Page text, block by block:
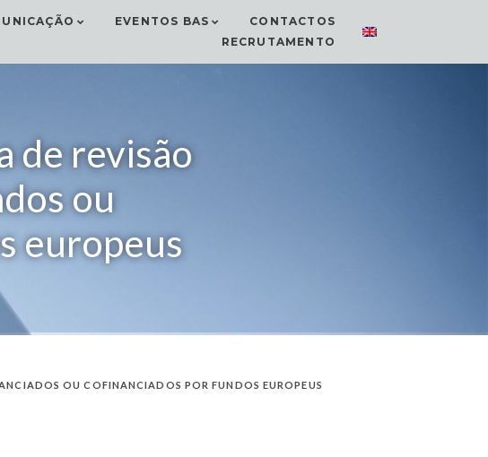
EVENTOS BAS
CONTACTOS
RECRUTAMENTO
de revisão
ou
europeus
OU COFINANCIADOS POR FUNDOS EUROPEUS